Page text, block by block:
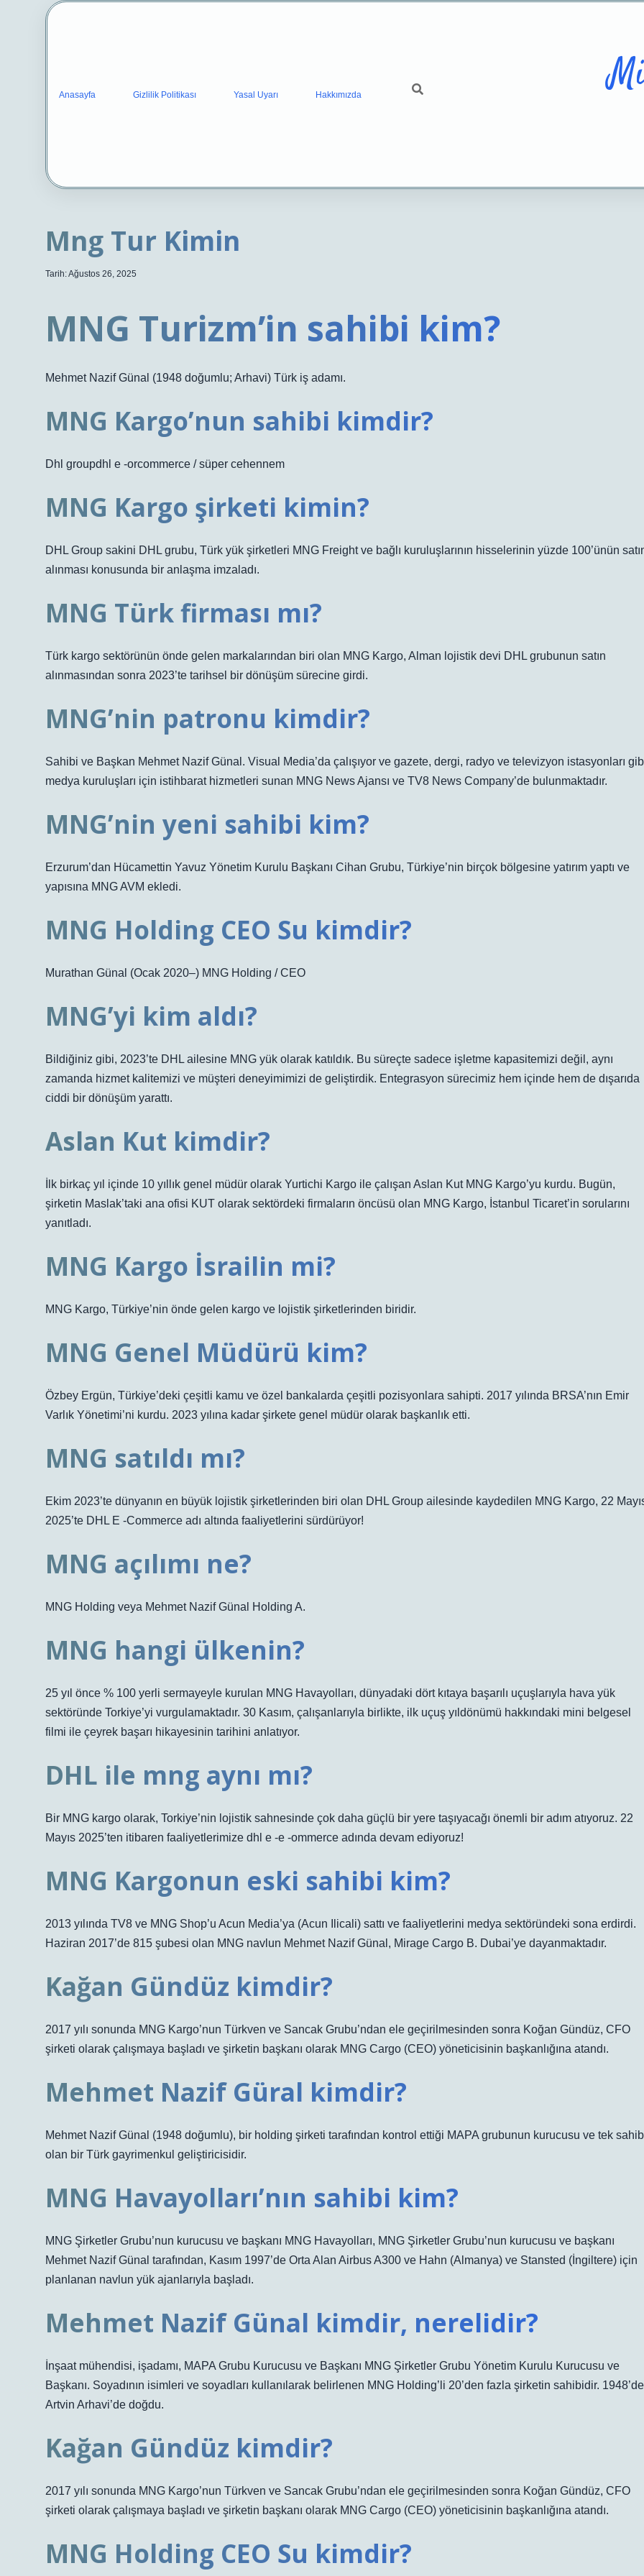
Anasayfa Gizlilik Politikası Yasal Uyarı Hakkımızda
Mng Tur Kimin
Tarih: Ağustos 26, 2025
MNG Turizm’in sahibi kim?
Mehmet Nazif Günal (1948 doğumlu; Arhavi) Türk iş adamı.
MNG Kargo’nun sahibi kimdir?
Dhl groupdhl e -orcommerce / süper cehennem
MNG Kargo şirketi kimin?
DHL Group sakini DHL grubu, Türk yük şirketleri MNG Freight ve bağlı kuruluşlarının hisselerinin yüzde 100’ünün
alınması konusunda bir anlaşma imzaladı.
MNG Türk firması mı?
Türk kargo sektörünün önde gelen markalarından biri olan MNG Kargo, Alman lojistik devi DHL grubunun satın
alınmasından sonra 2023’te tarihsel bir dönüşüm sürecine girdi.
MNG’nin patronu kimdir?
Sahibi ve Başkan Mehmet Nazif Günal. Visual Media’da çalışıyor ve gazete, dergi, radyo ve televizyon istasyonları
medya kuruluşları için istihbarat hizmetleri sunan MNG News Ajansı ve TV8 News Company’de bulunmaktadır.
MNG’nin yeni sahibi kim?
Erzurum’dan Hücamettin Yavuz Yönetim Kurulu Başkanı Cihan Grubu, Türkiye’nin birçok bölgesine yatırım yaptı ve
yapısına MNG AVM ekledi.
MNG Holding CEO Su kimdir?
Murathan Günal (Ocak 2020–) MNG Holding / CEO
MNG’yi kim aldı?
Bildiğiniz gibi, 2023’te DHL ailesine MNG yük olarak katıldık. Bu süreçte sadece işletme kapasitemizi değil, aynı
zamanda hizmet kalitemizi ve müşteri deneyimimizi de geliştirdik. Entegrasyon sürecimiz hem içinde hem de dışarıda
ciddi bir dönüşüm yarattı.
Aslan Kut kimdir?
İlk birkaç yıl içinde 10 yıllık genel müdür olarak Yurtichi Kargo ile çalışan Aslan Kut MNG Kargo’yu kurdu. Bugün,
şirketin Maslak’taki ana ofisi KUT olarak sektördeki firmaların öncüsü olan MNG Kargo, İstanbul Ticaret’in sorularını
yanıtladı.
MNG Kargo İsrailin mi?
MNG Kargo, Türkiye’nin önde gelen kargo ve lojistik şirketlerinden biridir.
MNG Genel Müdürü kim?
Özbey Ergün, Türkiye’deki çeşitli kamu ve özel bankalarda çeşitli pozisyonlara sahipti. 2017 yılında BRSA’nın Emir
Varlık Yönetimi’ni kurdu. 2023 yılına kadar şirkete genel müdür olarak başkanlık etti.
MNG satıldı mı?
Ekim 2023’te dünyanın en büyük lojistik şirketlerinden biri olan DHL Group ailesinde kaydedilen MNG Kargo, 22
2025’te DHL E -Commerce adı altında faaliyetlerini sürdürüyor!
MNG açılımı ne?
MNG Holding veya Mehmet Nazif Günal Holding A.
MNG hangi ülkenin?
25 yıl önce % 100 yerli sermayeyle kurulan MNG Havayolları, dünyadaki dört kıtaya başarılı uçuşlarıyla hava yük
sektöründe Torkiye’yi vurgulamaktadır. 30 Kasım, çalışanlarıyla birlikte, ilk uçuş yıldönümü hakkındaki mini belgesel
filmi ile çeyrek başarı hikayesinin tarihini anlatıyor.
DHL ile mng aynı mı?
Bir MNG kargo olarak, Torkiye’nin lojistik sahnesinde çok daha güçlü bir yere taşıyacağı önemli bir adım atıyoruz. 22
Mayıs 2025’ten itibaren faaliyetlerimize dhl e -e -ommerce adında devam ediyoruz!
MNG Kargonun eski sahibi kim?
2013 yılında TV8 ve MNG Shop’u Acun Media’ya (Acun Ilicali) sattı ve faaliyetlerini medya sektöründeki sona erdirdi.
Haziran 2017’de 815 şubesi olan MNG navlun Mehmet Nazif Günal, Mirage Cargo B. Dubai’ye dayanmaktadır.
Kağan Gündüz kimdir?
2017 yılı sonunda MNG Kargo’nun Türkven ve Sancak Grubu’ndan ele geçirilmesinden sonra Koğan Gündüz, CFO
şirketi olarak çalışmaya başladı ve şirketin başkanı olarak MNG Cargo (CEO) yöneticisinin başkanlığına atandı.
Mehmet Nazif Güral kimdir?
Mehmet Nazif Günal (1948 doğumlu), bir holding şirketi tarafından kontrol ettiği MAPA grubunun kurucusu ve tek
olan bir Türk gayrimenkul geliştiricisidir.
MNG Havayolları’nın sahibi kim?
MNG Şirketler Grubu’nun kurucusu ve başkanı MNG Havayolları, MNG Şirketler Grubu’nun kurucusu ve başkanı
Mehmet Nazif Günal tarafından, Kasım 1997’de Orta Alan Airbus A300 ve Hahn (Almanya) ve Stansted (İngiltere) için
planlanan navlun yük ajanlarıyla başladı.
Mehmet Nazif Günal kimdir, nerelidir?
İnşaat mühendisi, işadamı, MAPA Grubu Kurucusu ve Başkanı MNG Şirketler Grubu Yönetim Kurulu Kurucusu ve
Başkanı. Soyadının isimleri ve soyadları kullanılarak belirlenen MNG Holding’li 20’den fazla şirketin sahibidir. 1948’de
Artvin Arhavi’de doğdu.
Kağan Gündüz kimdir?
2017 yılı sonunda MNG Kargo’nun Türkven ve Sancak Grubu’ndan ele geçirilmesinden sonra Koğan Gündüz, CFO
şirketi olarak çalışmaya başladı ve şirketin başkanı olarak MNG Cargo (CEO) yöneticisinin başkanlığına atandı.
MNG Holding CEO Su kimdir?